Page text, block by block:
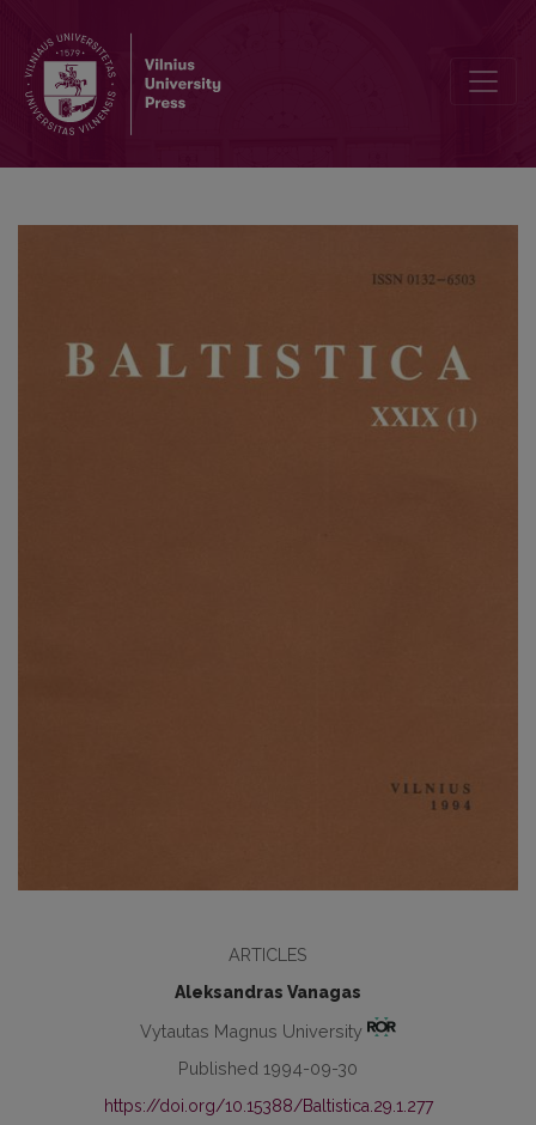
ARTICLES
Aleksandras Vanagas
Vytautas Magnus University
Published 1994-09-30
https://doi.org/10.15388/Baltistica.29.1.277